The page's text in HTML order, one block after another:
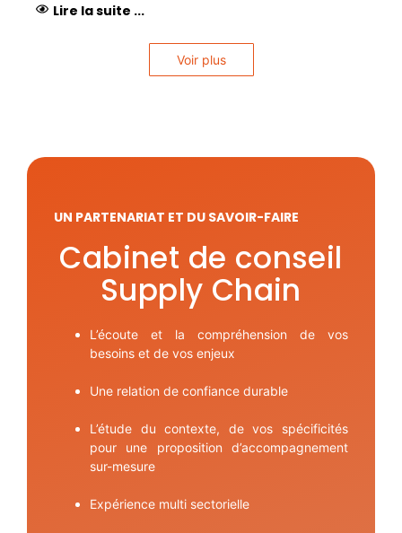
Lire la suite ...
Voir plus
UN PARTENARIAT ET DU SAVOIR-FAIRE
Cabinet de conseil
Supply Chain
L’écoute et la compréhension de vos
besoins et de vos enjeux
Une relation de confiance durable
L’étude du contexte, de vos spécificités
pour une proposition d’accompagnement
sur-mesure
Expérience multi sectorielle